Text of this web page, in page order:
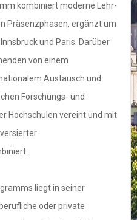
kombiniert moderne Lehr-
Präsenzphasen, ergänzt um
und Paris. Darüber
von einem
Austausch und
Forschungs- und
Hochschulen vereint und mit
liegt in seiner
oder private